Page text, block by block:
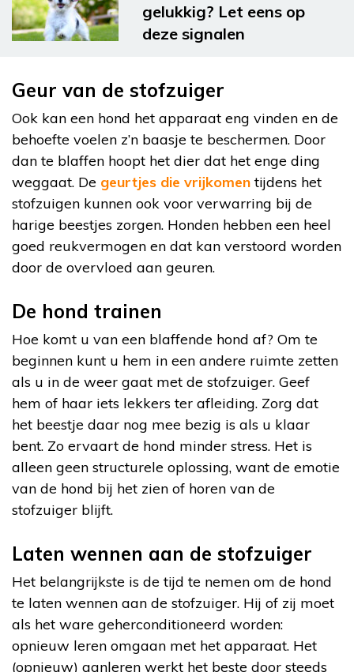
gelukkig? Let eens op
deze signalen
Geur van de stofzuiger
Ook kan een hond het apparaat eng vinden en de
behoefte voelen z’n baasje te beschermen. Door
dan te blaffen hoopt het dier dat het enge ding
weggaat. De geurtjes die vrijkomentijdens het
stofzuigen kunnen ook voor verwarring bij de
harige beestjes zorgen. Honden hebben een heel
goed reukvermogen en dat kan verstoord worden
door de overvloed aan geuren.
De hond trainen
Hoe komt u van een blaffende hond af? Om te
beginnen kunt u hem in een andere ruimte zetten
als u in de weer gaat met de stofzuiger. Geef
hem of haar iets lekkers ter afleiding. Zorg dat
het beestje daar nog mee bezig is als u klaar
bent. Zo ervaart de hond minder stress. Het is
alleen geen structurele oplossing, want de emotie
van de hond bij het zien of horen van de
stofzuiger blijft.
Laten wennen aan de stofzuiger
Het belangrijkste is de tijd te nemen om de hond
te laten wennen aan de stofzuiger. Hij of zij moet
als het ware geherconditioneerd worden:
opnieuw leren omgaan met het apparaat. Het
(opnieuw) aanleren werkt het beste door steeds